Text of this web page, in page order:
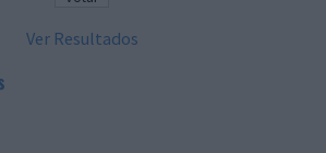
Ver Resultados